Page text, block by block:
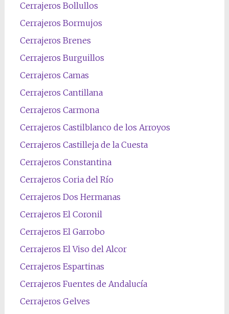
Cerrajeros Bollullos
Cerrajeros Bormujos
Cerrajeros Brenes
Cerrajeros Burguillos
Cerrajeros Camas
Cerrajeros Cantillana
Cerrajeros Carmona
Cerrajeros Castilblanco de los Arroyos
Cerrajeros Castilleja de la Cuesta
Cerrajeros Constantina
Cerrajeros Coria del Río
Cerrajeros Dos Hermanas
Cerrajeros El Coronil
Cerrajeros El Garrobo
Cerrajeros El Viso del Alcor
Cerrajeros Espartinas
Cerrajeros Fuentes de Andalucía
Cerrajeros Gelves